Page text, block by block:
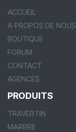
ACCUEIL
A PROPOS DE NOUS
BOUTIQUE
FORUM
CONTACT
AGENCES
PRODUITS
TRAVERTIN
MARBRE